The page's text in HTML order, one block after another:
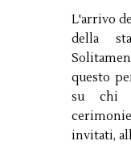
L'arrivo
della
questo
su chi
invitati,